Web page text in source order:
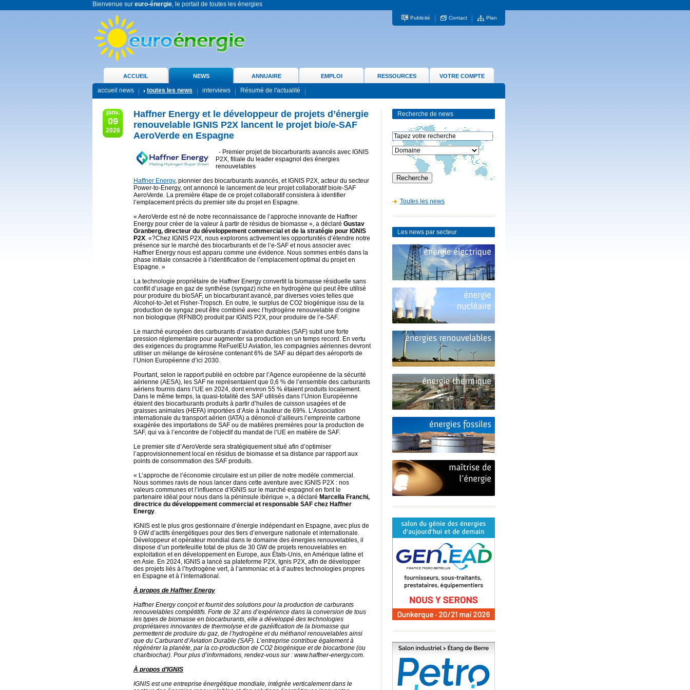
Bienvenue sur euro-énergie, le portail de toutes les énergies
Publicité Contact Plan
ACCUEIL NEWS ANNUAIRE EMPLOI RESSOURCES VOTRE COMPTE
accueil news toutes les news interviews Résumé de l'actualité
janv.
09
2026
Haffner Energy et le développeur de projets d’énergie
renouvelable IGNIS P2X lancent le projet bio/e-SAF
AeroVerde en Espagne
- Premier projet de biocarburants avancés avec IGNIS
P2X, filiale du leader espagnol des énergies
renouvelables
Haffner Energy, pionnier des biocarburants avancés, et IGNIS P2X, acteur du secteur
Power-to-Energy, ont annoncé le lancement de leur projet collaboratif bio/e-SAF
AeroVerde. La première étape de ce projet collaboratif consistera à identifier
l’emplacement précis du premier site du projet en Espagne.
« AeroVerde est né de notre reconnaissance de l’approche innovante de Haffner
Energy pour créer de la valeur à partir de résidus de biomasse », a déclaré Gustav
Granberg, directeur du développement commercial et de la stratégie pour IGNIS
P2X. «?Chez IGNIS P2X, nous explorons activement les opportunités d’étendre notre
présence sur le marché des biocarburants et de l’e-SAF et nous associer avec
Haffner Energy nous est apparu comme une évidence. Nous sommes entrés dans la
phase initiale consacrée à l’identification de l’emplacement optimal du projet en
Espagne. »
La technologie propriétaire de Haffner Energy convertit la biomasse résiduelle sans
conflit d’usage en gaz de synthèse (syngaz) riche en hydrogène qui peut être utilisé
pour produire du bioSAF, un biocarburant avancé, par diverses voies telles que
Alcohol-to-Jet et Fisher-Tropsch. En outre, le surplus de CO2 biogénique issu de la
production de syngaz peut être combiné avec l’hydrogène renouvelable d’origine
non biologique (RFNBO) produit par IGNIS P2X, pour produire de l’e-SAF.
Le marché européen des carburants d’aviation durables (SAF) subit une forte
pression réglementaire pour augmenter sa production en un temps record. En vertu
des exigences du programme ReFuelEU Aviation, les compagnies aériennes devront
utiliser un mélange de kérosène contenant 6% de SAF au départ des aéroports de
l’Union Européenne d’ici 2030.
Pourtant, selon le rapport publié en octobre par l’Agence européenne de la sécurité
aérienne (AESA), les SAF ne représentaient que 0,6 % de l’ensemble des carburants
aériens fournis dans l’UE en 2024, dont environ 55 % étaient produits localement.
Dans le même temps, la quasi-totalité des SAF utilisés dans l’Union Européenne
étaient des biocarburants produits à partir d’huiles de cuisson usagées et de
graisses animales (HEFA) importées d’Asie à hauteur de 69%. L’Association
internationale du transport aérien (IATA) a dénoncé d’ailleurs l’empreinte carbone
exagérée des importations de SAF ou de matières premières pour la production de
SAF, qui va à l’encontre de l’objectif du mandat de l’UE en matière de SAF.
Le premier site d’AeroVerde sera stratégiquement situé afin d’optimiser
l’approvisionnement local en résidus de biomasse et sa distance par rapport aux
points de consommation des SAF produits.
« L’approche de l’économie circulaire est un pilier de notre modèle commercial.
Nous sommes ravis de nous lancer dans cette aventure avec IGNIS P2X : nos
valeurs communes et l’influence d’IGNIS sur le marché espagnol en font le
partenaire idéal pour nous dans la péninsule ibérique », a déclaré Marcella Franchi,
directrice du développement commercial et responsable SAF chez Haffner
Energy.
IGNIS est le plus gros gestionnaire d’énergie indépendant en Espagne, avec plus de
9 GW d’actifs énergétiques pour des tiers d’envergure nationale et internationale.
Développeur et opérateur mondial dans le domaine des énergies renouvelables, il
dispose d’un portefeuille total de plus de 30 GW de projets renouvelables en
exploitation et en développement en Europe, aux États-Unis, en Amérique latine et
en Asie. En 2024, IGNIS a lancé sa plateforme P2X, Ignis P2X, afin de développer
des projets liés à l’hydrogène vert, à l’ammoniac et à d’autres technologies propres
en Espagne et à l’international.
À propos de Haffner Energy
Haffner Energy conçoit et fournit des solutions pour la production de carburants
renouvelables compétitifs. Forte de 32 ans d’expérience dans la conversion de tous
les types de biomasse en biocarburants, elle a développé des technologies
propriétaires innovantes de thermolyse et de gazéification de la biomasse qui
permettent de produire du gaz, de l’hydrogène et du méthanol renouvelables ainsi
que du Carburant d’Aviation Durable (SAF). L’entreprise contribue également à
régénérer la planète, par la co-production de CO2 biogénique et de biocarbone (ou
char/biochar). Pour plus d’informations, rendez-vous sur : www.haffner-energy.com.
À propos d’IGNIS
IGNIS est une entreprise énergétique mondiale, intégrée verticalement dans le
Recherche de news
Toutes les news
Les news par secteur